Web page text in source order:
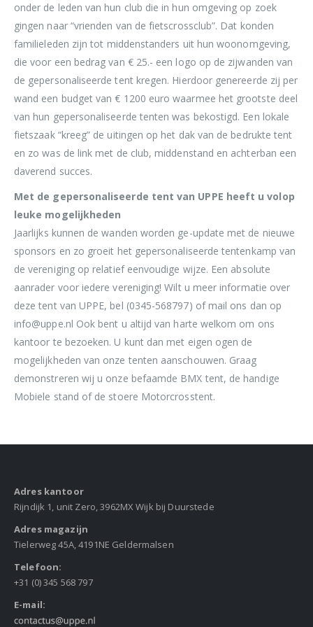
onder de leden van hun club die in hun omgeving op zoek
gingen naar “vrienden van de fietscrossclub”. Dat konden
familieleden zijn tot middenstanders uit hun woonomgeving,
die voor een bedrag van € 25.- een logo op de zijwanden van
de gepersonaliseerde tent kregen. Hierdoor genereerde zij per
wand een budget van € 1200 euro waarmee het grootste deel
van hun gepersonaliseerde tenten was bekostigd. Een lokale
fietszaak “kreeg” de uitingen op het dak van de bedrukte tent
en zo was de link met de club, middenstand en achterban een
daverend succes.
Met de gepersonaliseerde tent van UPPE heeft u volop
leuke mogelijkheden
Jaarlijks kunnen de wanden worden ge-update met de nieuwe
sponsors en zo groeit het gepersonaliseerde tentenkamp van
de vereniging op relatief eenvoudige wijze. Een absolute
aanrader voor iedere vereniging! Wilt u meer informatie over
deze tent van UPPE, bel (0345-568797) of mail ons dan op
info@uppe.nl Ook bent u altijd van harte welkom om ons
kantoor te bezoeken. U kunt dan met eigen ogen de
mogelijkheden van onze tenten aanschouwen. Graag
demonstreren wij u onze befaamde BMX tent, de handige
Mobiele stand of de stoere Motorcrosstent.
Adres kantoor
Rijndijk 1, unit Zero, 3962MX Wijk bij Duurstede
Adres magazijn
Tielerweg 45A, 4191NE Geldermalsen
Telefoon:
+31 (0) 345 568 797
E-mail: